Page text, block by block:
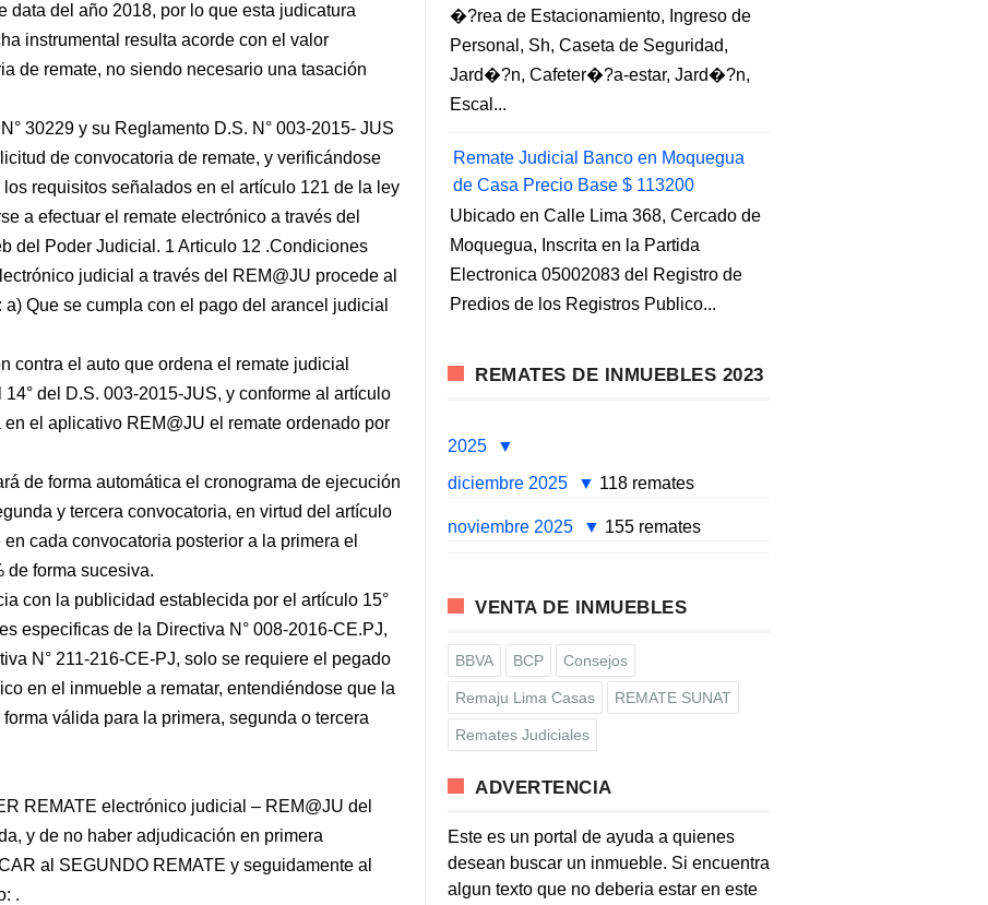
data del año 2018, por lo que esta judicatura
instrumental resulta acorde con el valor
de remate, no siendo necesario una tasación
30229 y su Reglamento D.S. N° 003-2015- JUS
de convocatoria de remate, y verificándose
requisitos señalados en el artículo 121 de la ley
a efectuar el remate electrónico a través del
del Poder Judicial. 1 Articulo 12 .Condiciones
judicial a través del REM@JU procede al
Que se cumpla con el pago del arancel judicial
contra el auto que ordena el remate judicial
del D.S. 003-2015-JUS, y conforme al artículo
el aplicativo REM@JU el remate ordenado por
de forma automática el cronograma de ejecución
y tercera convocatoria, en virtud del artículo
cada convocatoria posterior a la primera el
de forma sucesiva.
con la publicidad establecida por el artículo 15°
especificas de la Directiva N° 008-2016-CE.PJ,
N° 211-216-CE-PJ, solo se requiere el pegado
en el inmueble a rematar, entendiéndose que la
válida para la primera, segunda o tercera
REMATE electrónico judicial – REM@JU del
y de no haber adjudicación en primera
al SEGUNDO REMATE y seguidamente al
.
�?rea de Estacionamiento, Ingreso de
Personal, Sh, Caseta de Seguridad,
Jard�?n, Cafeter�?a-estar, Jard�?n,
Escal...
Remate Judicial Banco en Moquegua
de Casa Precio Base $ 113200
Ubicado en Calle Lima 368, Cercado de
Moquegua, Inscrita en la Partida
Electronica 05002083 del Registro de
Predios de los Registros Publico...
REMATES DE INMUEBLES 2023
2025
diciembre 2025
118 remates
noviembre 2025 155 remates
VENTA DE INMUEBLES
BBVA BCP Consejos
Remaju Lima Casas REMATE SUNAT
Remates Judiciales
ADVERTENCIA
Este es un portal de ayuda a quienes
desean buscar un inmueble. Si encuentra
algun texto que no deberia estar en este